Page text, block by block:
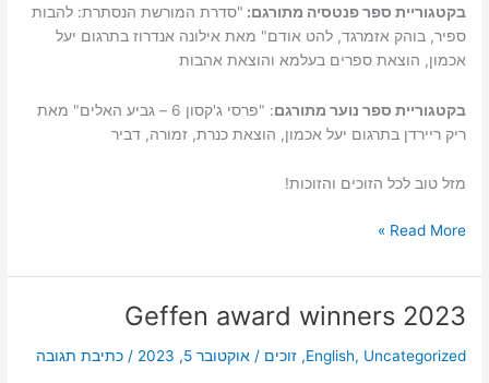
בקטגוריית ספר פנטסיה מתורגם: "סדרת המורשת הנסתרת: להבות
ספיר, בוהק אזמרגד, להט אודם" מאת אילונה אנדרוז בתרגום יעל
אכמון, הוצאת ספרים בעלמא והוצאת אהבות
בקטגוריית ספר נוער מתורגם
: "פרסי ג'קסון 6 – גביע האלים" מאת
ריק ריירדן בתרגום יעל אכמון, הוצאת כנרת, זמורה, דביר
מזל טוב לכל הזוכים והזוכות!
זוכי
גפן
2024
Read More »
Geffen award winners 2023
English, Uncategorized
,זוכים /אוקטובר 5, 2023 /כתיבת תגובה